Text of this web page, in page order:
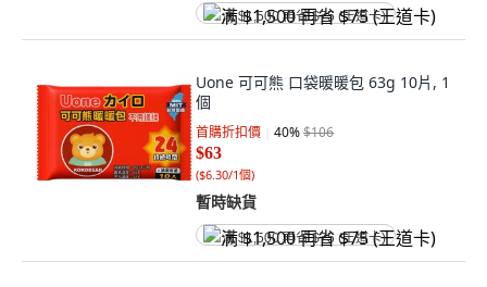
满 $1,500 再省 $75 (王道卡)
Uone 可可熊 口袋暖暖包 63g 10片, 1
個
首購折扣價 40%$106
$63
($6.30/1個)
暫時缺貨
满 $1,500 再省 $75 (王道卡)